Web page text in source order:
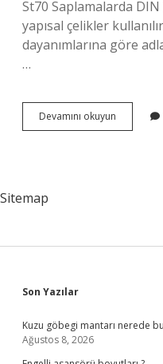
St70 Saplamalarda
yapısal çelikler
dayanımlarına göre
…
Devamını okuyun
Civata
Sitemap
Sidebar
Son Yazılar
Kuzu göbegi mantarı nerede
Ağustos 8, 2026